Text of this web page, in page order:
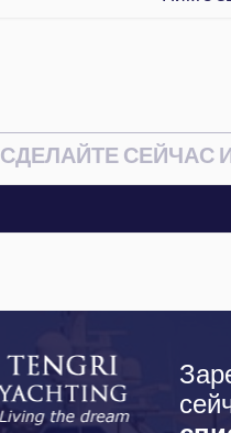
СДЕЛАЙТЕ СЕЙЧАС